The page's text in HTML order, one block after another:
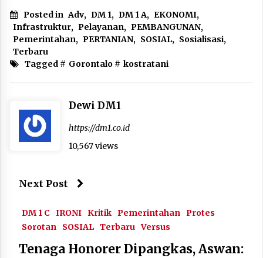
Posted in Adv, DM 1, DM 1 A, EKONOMI,
Infrastruktur, Pelayanan, PEMBANGUNAN,
Pemerintahan, PERTANIAN, SOSIAL, Sosialisasi,
Terbaru
Tagged # Gorontalo # kostratani
Dewi DM1
https://dm1.co.id
10,567 views
Next Post
DM 1 C IRONI Kritik Pemerintahan Protes
Sorotan
SOSIAL Terbaru Versus
Tenaga Honorer Dipangkas, Aswan: